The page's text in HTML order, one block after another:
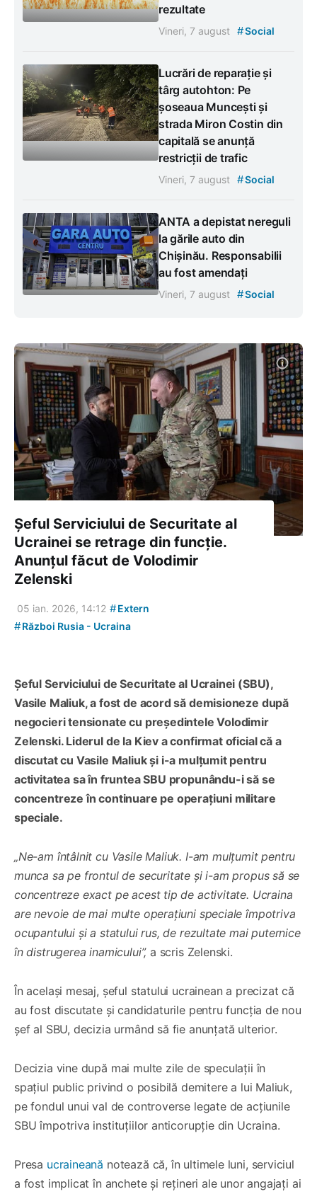
rezultate
Vineri, 7 august #Social
Lucrări de reparație și
târg autohton: Pe
șoseaua Muncești și
strada Miron Costin din
capitală se anunță
restricții de trafic
Vineri, 7 august #Social
ANTA a depistat nereguli
la gările auto din
Chișinău. Responsabilii
au fost amendați
Vineri, 7 august #Social
Șeful Serviciului de Securitate al
Ucrainei se retrage din funcție.
Anunțul făcut de Volodimir
Zelenski
05 ian. 2026, 14:12 #Extern
#Război Rusia - Ucraina
Șeful Serviciului de Securitate al Ucrainei (SBU),
Vasile Maliuk, a fost de acord să demisioneze după
negocieri tensionate cu președintele Volodimir
Zelenski. Liderul de la Kiev a confirmat oficial că a
discutat cu Vasile Maliuk și i-a mulțumit pentru
activitatea sa în fruntea SBU propunându-i să se
concentreze în continuare pe operațiuni militare
speciale.
„Ne-am întâlnit cu Vasile Maliuk. I-am mulțumit pentru
munca sa pe frontul de securitate și i-am propus să se
concentreze exact pe acest tip de activitate. Ucraina
are nevoie de mai multe operațiuni speciale împotriva
ocupantului și a statului rus, de rezultate mai puternice
în distrugerea inamicului”, a scris Zelenski.
În același mesaj, șeful statului ucrainean a precizat că
au fost discutate și candidaturile pentru funcția de nou
șef al SBU, decizia urmând să fie anunțată ulterior.
Decizia vine după mai multe zile de speculații în
spațiul public privind o posibilă demitere a lui Maliuk,
pe fondul unui val de controverse legate de acțiunile
SBU împotriva instituțiilor anticorupție din Ucraina.
Presa ucraineană notează că, în ultimele luni, serviciul
a fost implicat în anchete și rețineri ale unor angajați ai